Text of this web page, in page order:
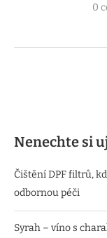
0
Nenechte si
Čištění DPF filtrů,
odbornou péči
Syrah – víno s